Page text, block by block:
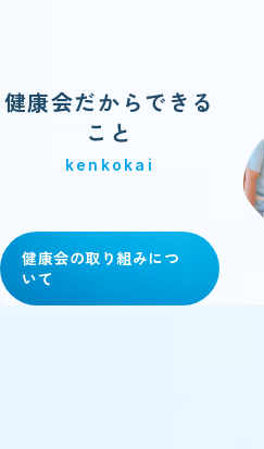
健康会だからできる
こと
kenkokai
健康会の取り組みにつ
いて